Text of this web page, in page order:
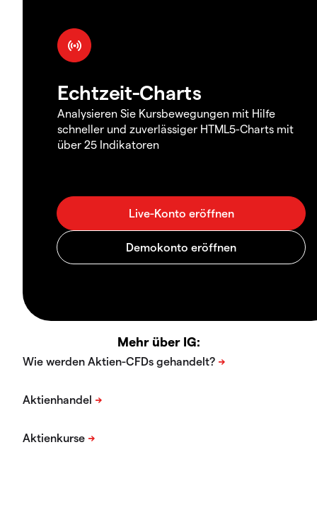
Echtzeit-Charts
Analysieren Sie Kursbewegungen mit Hilfe
schneller und zuverlässiger HTML5-Charts mit
über 25 Indikatoren
Mehr über IG: